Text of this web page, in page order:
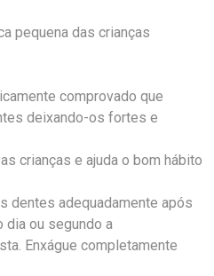
pequena das crianças
comprovado que
deixando-os fortes e
crianças e ajuda o bom hábito
dentes adequadamente após
dia ou segundo a
Enxágue completamente